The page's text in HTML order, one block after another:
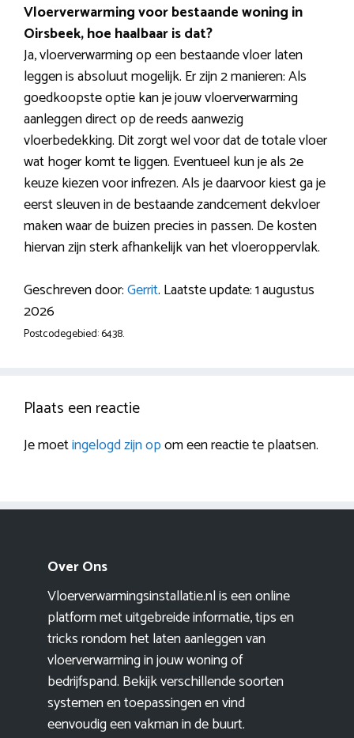
Vloerverwarming voor bestaande woning in
Oirsbeek, hoe haalbaar is dat?
Ja, vloerverwarming op een bestaande vloer laten
leggen is absoluut mogelijk. Er zijn 2 manieren: Als
goedkoopste optie kan je jouw vloerverwarming
aanleggen direct op de reeds aanwezig
vloerbedekking. Dit zorgt wel voor dat de totale vloer
wat hoger komt te liggen. Eventueel kun je als 2e
keuze kiezen voor infrezen. Als je daarvoor kiest ga je
eerst sleuven in de bestaande zandcement dekvloer
maken waar de buizen precies in passen. De kosten
hiervan zijn sterk afhankelijk van het vloeroppervlak.
Geschreven door:Gerrit. Laatste update: 1 augustus
2026
Postcodegebied: 6438.
Plaats een reactie
Je moetingelogd zijn opom een reactie te plaatsen.
Over Ons
Vloerverwarmingsinstallatie.nl is een online
platform met uitgebreide informatie, tips en
tricks rondom het laten aanleggen van
vloerverwarming in jouw woning of
bedrijfspand. Bekijk verschillende soorten
systemen en toepassingen en vind
eenvoudig een vakman in de buurt.